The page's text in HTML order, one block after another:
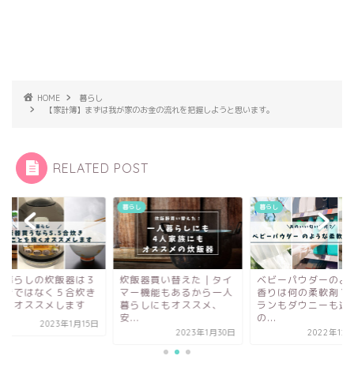
HOME
暮らし
【家計簿】まずは我が家のお金の流れを把握しようと思います。
RELATED POST
暮らしの炊飯器は３
きではなく５合炊き
くオススメします
2023年1月15日
暮らし
炊飯器買い替えた｜タイ
マー機能もあるから一人
暮らしにもオススメ、
安...
2023年1月30日
暮らし
ベビーパウダーのよ
香りは何の柔軟剤？
ランもダウニーも違
の...
2022年12